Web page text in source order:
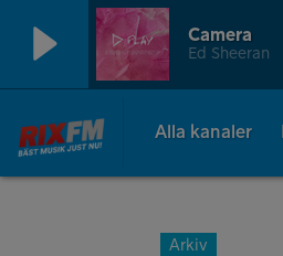
Camera
Ed Sheeran
Alla kanaler
Arkiv